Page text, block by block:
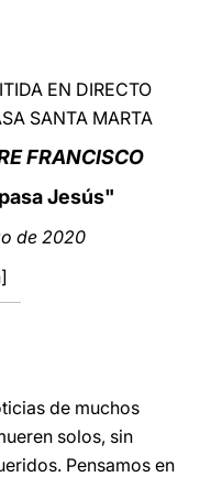
中文
LATINE
EN DIRECTO
SANTA MARTA
FRANCISCO
Jesús"
de 2020
]
de muchos
solos, sin
Pensamos en